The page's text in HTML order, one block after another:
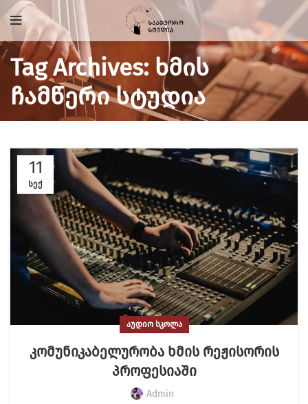
Tag Archives: ხმის
ჩამწერი სტუდია
11
ᲡᲔᲥ
ᲐᲣᲓᲘᲝ ᲡᲙᲝᲚᲐ
კომუნიკაბელურობა ხმის რეჟისორის
პროფესიაში
Admin